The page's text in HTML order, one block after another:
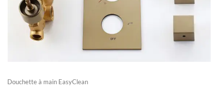
Douchette à main EasyClean